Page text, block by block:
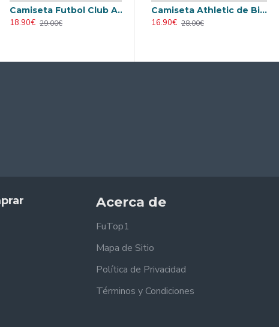
Camiseta Futbol Club América Visitante Segunda Equipación 2025/26 Niño
18.90€
29.00€
23.90€ 31.00€
Camiseta Athletic de Bilbao 2024/2025 Alternativo
16.90€ 28.00€
Acerca de
FuTop1
Mapa de Sitio
Política de Privacidad
Términos y Condiciones